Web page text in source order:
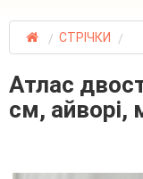
СТРІЧКИ
Атлас
см, айворі,